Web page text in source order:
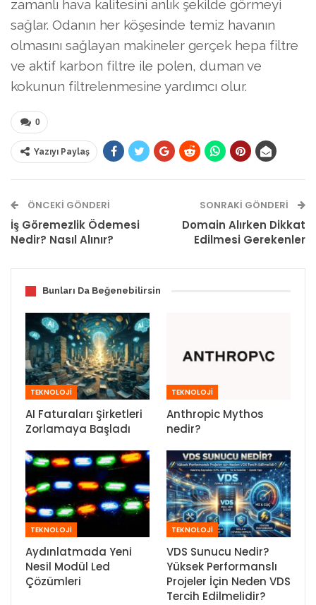
zamanlı hava kalitesini anlık şekilde görmeyi
sağlar. Odanın her köşesinde temiz havanın
olmasını sağlayan makineler gerçek hepa filtre
ve aktif karbon filtre ile polen, duman ve
kokunun filtrelenmesine yardımcı olur.
0
Yazıyı Paylaş
ÖNCEKI GÖNDERI
İş Göremezlik Ödemesi
Nedir? Nasıl Alınır?
SONRAKI GÖNDERI
Domain Alırken Dikkat
Edilmesi Gerekenler
Bunları Da Beğenebilirsin
TEKNOLOJİ
AI Faturaları Şirketleri
Zorlamaya Başladı
TEKNOLOJİ
Anthropic Mythos
nedir?
TEKNOLOJİ
Aydınlatmada Yeni
Nesil Modül Led
Çözümleri
TEKNOLOJİ
VDS Sunucu Nedir?
Yüksek Performanslı
Projeler İçin Neden VDS
Tercih Edilmelidir?